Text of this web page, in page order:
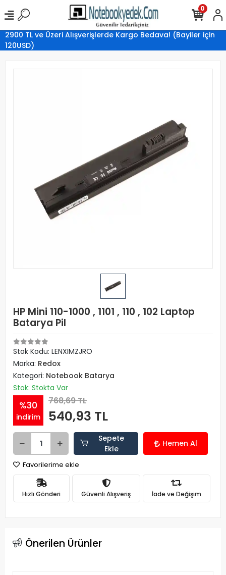
2900 TL ve Üzeri Alışverişlerde Kargo Bedava! (Bayiler için
120USD)
0
HP Mini 110-1000 , 1101 , 110 , 102 Laptop
Batarya Pil
Stok Kodu: LENXIMZJRO
Marka: Redox
Kategori: Notebook Batarya
Stok: Stokta Var
%30
indirim
768,69 TL
540,93 TL
Sepete
Ekle
Hemen Al
Favorilerime ekle
Hızlı Gönderi Güvenli Alışveriş İade ve Değişim
Önerilen Ürünler